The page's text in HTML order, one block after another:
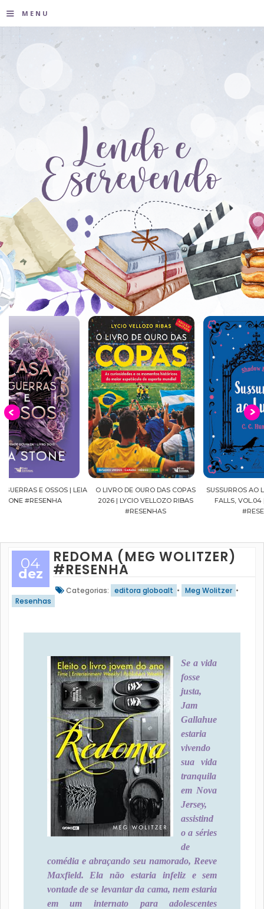
≡ MENU
O LIVRO DE OURO DAS COPAS
2026 | LYCIO VELLOZO RIBAS
SUSSURROS AO LUAR | SHADOW
FALLS, VOL.04 | C.C.HUNTER
#RESENHA
04
dez
REDOMA (MEG WOLITZER)
#RESENHA
Categorias: editora globoalt • Meg Wolitzer •
Resenhas
Se a vida
fosse
justa,
Jam
Gallahue
estaria
vivendo
sua vida
tranquila
em Nova
Jersey,
assistind
o a séries
de
comédia e abraçando seu namorado, Reeve
Maxfield. Ela não estaria infeliz e sem
vontade de se levantar da cama, nem estaria
em um internato para adolescentes